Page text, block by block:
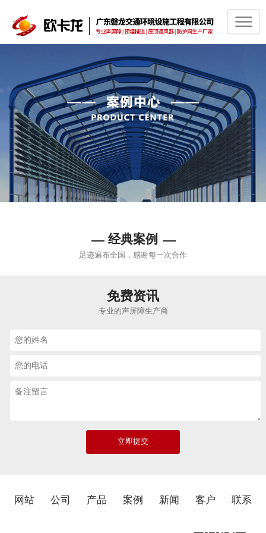
经典案例
足迹遍布全国，感谢每一次合作
免费资讯
专业的声屏障生产商
网站 公司 产品 案例 新闻 客户 联系